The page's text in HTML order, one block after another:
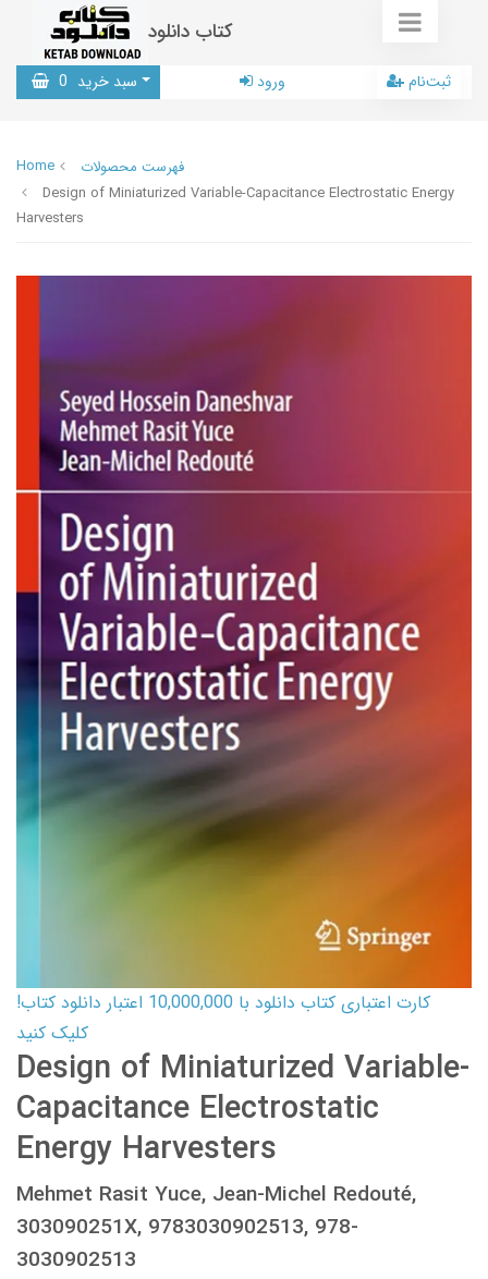
کتاب دانلود
سبد خرید 0 ورود ثبت‌نام
Home
فهرست محصولات
Design of Miniaturized Variable-Capacitance Electrostatic Energy
Harvesters
کارت اعتباری کتاب دانلود با 10,000,000 اعتبار دانلود کتاب!
کلیک کنید
Design of Miniaturized Variable-
Capacitance Electrostatic
Energy Harvesters
Mehmet Rasit Yuce, Jean-Michel Redouté,
303090251X, 9783030902513, 978-
3030902513